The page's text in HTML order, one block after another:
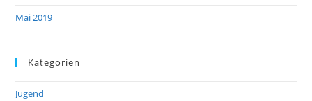
Mai 2019
Kategorien
Jugend